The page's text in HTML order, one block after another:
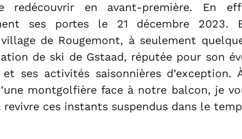
redécouvrir en avant-première. En
ses portes le 21 décembre 2023.
de Rougemont, à seulement
de ski de Gstaad, réputée pour son
et ses activités saisonnières d’exception.
montgolfière face à notre balcon, je
revivre ces instants suspendus dans le